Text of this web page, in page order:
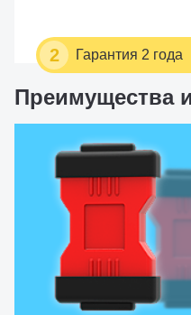
2 Гарантия 2 года
Преимущества